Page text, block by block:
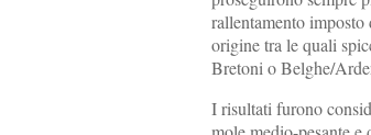
rallentamento
origine tra le quali
Bretoni o Belghe/
I risultati furono